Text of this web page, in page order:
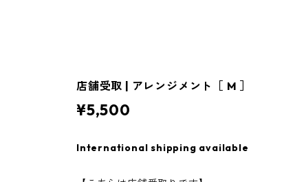
店舗受取 | アレンジメント［ M ］
¥5,500
International shipping available